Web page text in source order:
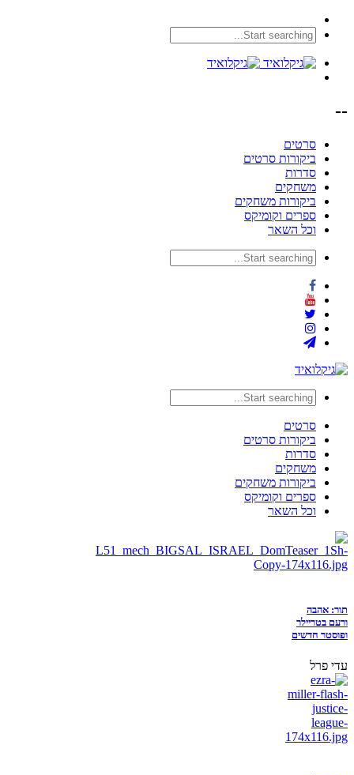
--
סרטים
ביקורות סרטים
סדרות
משחקים
ביקורות משחקים
ספרים וקומיקס
וכל השאר
סרטים
ביקורות סרטים
סדרות
משחקים
ביקורות משחקים
ספרים וקומיקס
וכל השאר
תור: אהבה
ורעם בטריילר
ופוסטר חדשים
עדי פרל